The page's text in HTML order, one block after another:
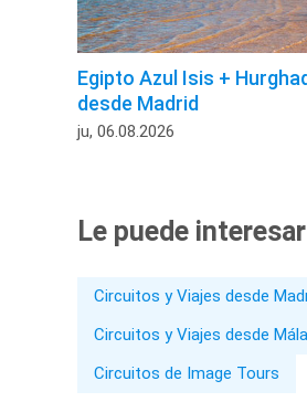
Egipto Azul Isis +
desde Madrid
ju, 06.08.2026
Le puede interesar
Circuitos y Viajes desde
Circuitos y Viajes desde
Circuitos de Image Tours